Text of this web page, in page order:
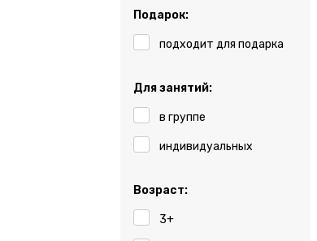
Подарок:
подходит для подарка
Для занятий:
в группе
индивидуальных
Возраст:
3+